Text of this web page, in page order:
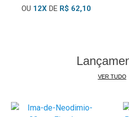
OU 12XDE R$ 62,10
VER TUDO